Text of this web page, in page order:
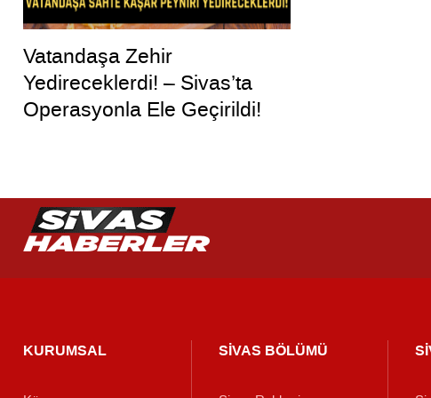
Vatandaşa Zehir
Yedireceklerdi! – Sivas’ta
Operasyonla Ele Geçirildi!
KURUMSAL SİVAS BÖLÜMÜ